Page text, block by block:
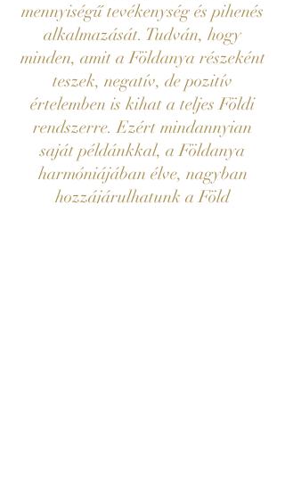
mennyiségű tevékenység és pihenés
alkalmazását. Tudván, hogy
minden, amit a Földanya részeként
teszek, negatív, de pozitív
értelemben is kihat a teljes Földi
rendszerre. Ezért mindannyian
saját példánkkal, a Földanya
harmóniájában élve, nagyban
hozzájárulhatunk a Föld